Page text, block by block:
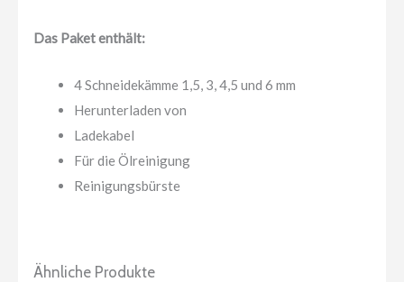
Das Paket enthält:
4 Schneidekämme 1,5, 3, 4,5 und 6 mm
Herunterladen von
Ladekabel
Für die Ölreinigung
Reinigungsbürste
Ähnliche Produkte